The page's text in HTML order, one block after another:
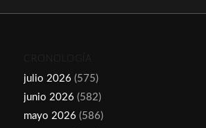
CRONOLOGÍA
julio 2026 (575)
junio 2026 (582)
mayo 2026 (586)